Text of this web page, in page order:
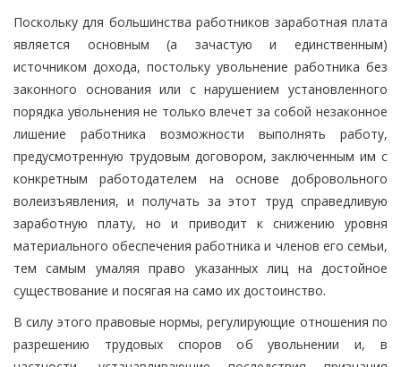
Поскольку для большинства работников заработная плата
является основным (а зачастую и единственным)
источником дохода, постольку увольнение работника без
законного основания или с нарушением установленного
порядка увольнения не только влечет за собой незаконное
лишение работника возможности выполнять работу,
предусмотренную трудовым договором, заключенным им с
конкретным работодателем на основе добровольного
волеизъявления, и получать за этот труд справедливую
заработную плату, но и приводит к снижению уровня
материального обеспечения работника и членов его семьи,
тем самым умаляя право указанных лиц на достойное
существование и посягая на само их достоинство.
В силу этого правовые нормы, регулирующие отношения по
разрешению трудовых споров об увольнении и, в